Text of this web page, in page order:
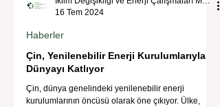
16 Tem 2024
Haberler